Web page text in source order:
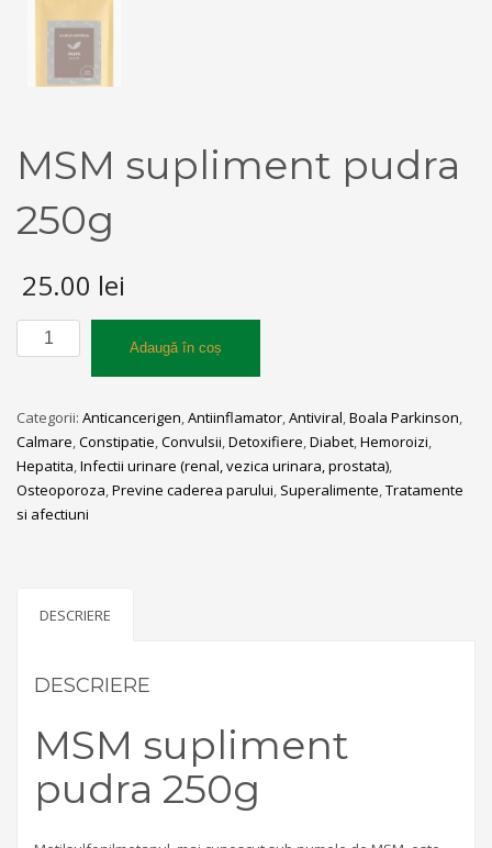
MSM supliment pudra
250g
25.00 lei
Cantitate
MSM
250g
Adaugă în coș
Categorii: Anticancerigen,Antiinflamator,Antiviral,Boala Parkinson,
Calmare,Constipatie,Convulsii,Detoxifiere,Diabet,Hemoroizi,
Hepatita,Infectii urinare (renal, vezica urinara, prostata),
Osteoporoza,Previne caderea parului, Superalimente,Tratamente
si afectiuni
DESCRIERE
DESCRIERE
MSM supliment
pudra 250g